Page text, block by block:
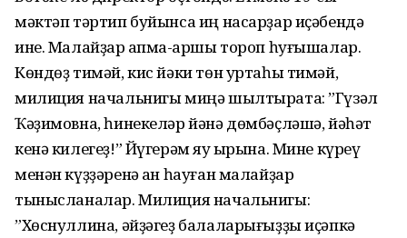
мәктәп тәртип буйынса иң насарҙар иҫәбендә
ине. Малайҙар ҡапма-ҡаршы тороп һуғышалар.
Көндөҙ тимәй, кис йәки төн уртаһы тимәй,
милиция начальнигы миңә шылтырата: ”Гүзәл
Ҡәҙимовна, һинекеләр йәнә дөмбәҫләшә, йәһәт
кенә килегеҙ!” Йүгерәм яу ҡырына. Мине күреү
менән күҙҙәренә ҡан һауған малайҙар
тынысланалар. Милиция начальнигы:
”Хөснуллина, әйҙәгеҙ балаларығыҙҙы иҫәпкә